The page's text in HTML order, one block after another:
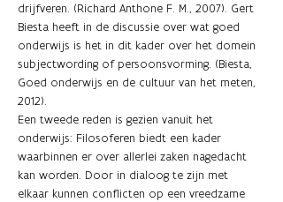
drijfveren. (Richard Anthone F. M., 2007). Gert
Biesta heeft in de discussie over wat goed
onderwijs is het in dit kader over het domein
subjectwording of persoonsvorming. (Biesta,
Goed onderwijs en de cultuur van het meten,
2012).
Een tweede reden is gezien vanuit het
onderwijs: Filosoferen biedt een kader
waarbinnen er over allerlei zaken nagedacht
kan worden. Door in dialoog te zijn met
elkaar kunnen conflicten op een vreedzame